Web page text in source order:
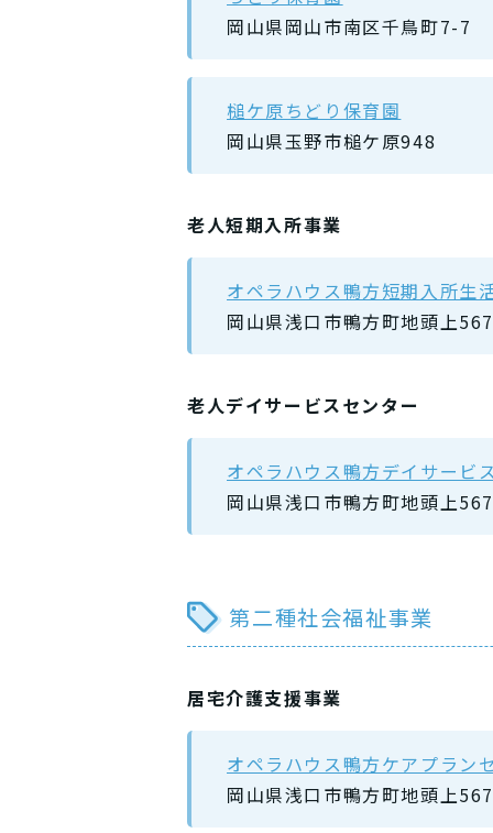
岡山県岡山市南区千鳥町7-7
槌ケ原ちどり保育園
岡山県玉野市槌ケ原948
老人短期入所事業
オペラハウス鴨方短期入所生
岡山県浅口市鴨方町地頭上
老人デイサービスセンター
オペラハウス鴨方デイサービ
岡山県浅口市鴨方町地頭上
第二種社会福祉事業
居宅介護支援事業
オペラハウス鴨方ケアプラン
岡山県浅口市鴨方町地頭上